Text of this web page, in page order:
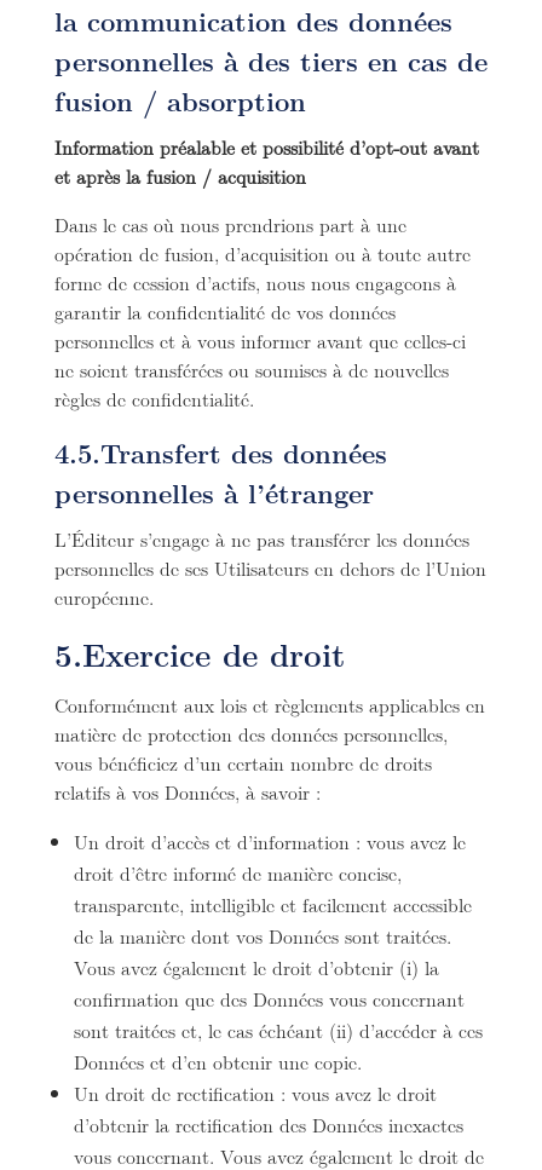
la communication des données
personnelles à des tiers en cas de
fusion / absorption
Information préalable et possibilité d’opt-out avant
et après la fusion / acquisition
Dans le cas où nous prendrions part à une
opération de fusion, d’acquisition ou à toute autre
forme de cession d’actifs, nous nous engageons à
garantir la confidentialité de vos données
personnelles et à vous informer avant que celles-ci
ne soient transférées ou soumises à de nouvelles
règles de confidentialité.
4.5.Transfert des données
personnelles à l’étranger
L’Éditeur s’engage à ne pas transférer les données
personnelles de ses Utilisateurs en dehors de l’Union
européenne.
5.Exercice de droit
Conformément aux lois et règlements applicables en
matière de protection des données personnelles,
vous bénéficiez d’un certain nombre de droits
relatifs à vos Données, à savoir :
Un droit d’accès et d’information : vous avez le
droit d’être informé de manière concise,
transparente, intelligible et facilement accessible
de la manière dont vos Données sont traitées.
Vous avez également le droit d’obtenir (i) la
confirmation que des Données vous concernant
sont traitées et, le cas échéant (ii) d’accéder à ces
Données et d’en obtenir une copie.
Un droit de rectification : vous avez le droit
d’obtenir la rectification des Données inexactes
vous concernant. Vous avez également le droit de